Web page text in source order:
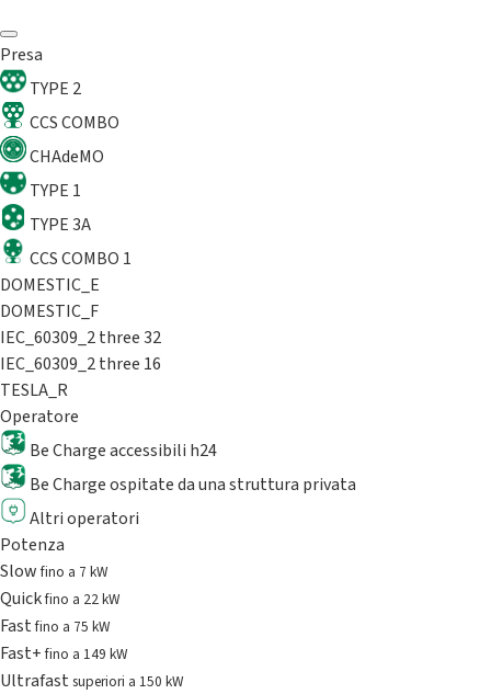
Presa
TYPE 2
CCS COMBO
CHAdeMO
TYPE 1
TYPE 3A
CCS COMBO 1
DOMESTIC_E
DOMESTIC_F
IEC_60309_2 three 32
IEC_60309_2 three 16
TESLA_R
Operatore
Be Charge accessibili h24
Be Charge ospitate da una struttura privata
Altri operatori
Potenza
Slowfino a 7 kW
Quickfino a 22 kW
Fastfino a 75 kW
Fast+fino a 149 kW
Ultrafast superiori a 150 kW